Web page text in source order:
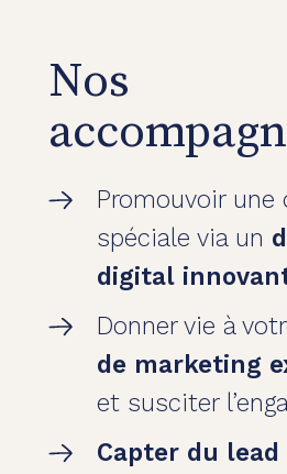
Nos
Promouvoir une
spéciale via un
digital
Donner vie à
de marketing
et susciter
Capter du lead